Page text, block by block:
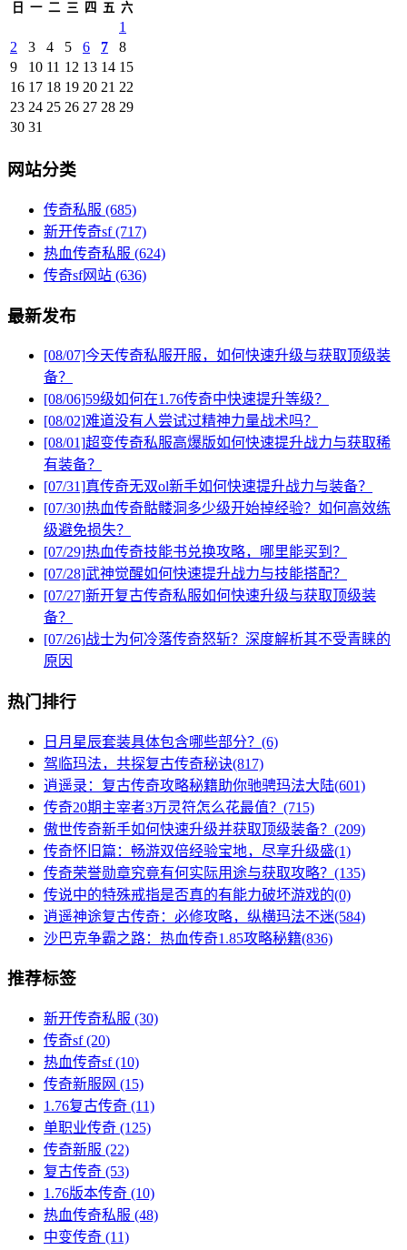
日 一 二 三 四 五 六
1
2
3 4 5 6 7
8
9
10 11 12 13 14 15
16 17 18 19 20 21 22
23 24 25 26 27 28 29
30 31
网站分类
传奇私服 (685)
新开传奇sf(717)
热血传奇私服 (624)
传奇sf网站 (636)
最新发布
[08/07]今天传奇私服开服，如何快速升级与获取顶级装
备？
[08/06]59级如何在1.76传奇中快速提升等级？
[08/02]难道没有人尝试过精神力量战术吗？
[08/01]超变传奇私服高爆版如何快速提升战力与获取稀
有装备？
[07/31]真传奇无双ol新手如何快速提升战力与装备？
[07/30]热血传奇骷髅洞多少级开始掉经验？如何高效练
级避免损失？
[07/29]热血传奇技能书兑换攻略，哪里能买到？
[07/28]武神觉醒如何快速提升战力与技能搭配？
[07/27]新开复古传奇私服如何快速升级与获取顶级装
备？
[07/26]战士为何冷落传奇怒斩？深度解析其不受青睐的
原因
热门排行
日月星辰套装具体包含哪些部分？(6)
驾临玛法，共探复古传奇秘诀(817)
逍遥录：复古传奇攻略秘籍助你驰骋玛法大陆(601)
传奇20期主宰者3万灵符怎么花最值？(715)
傲世传奇新手如何快速升级并获取顶级装备？(209)
传奇怀旧篇：畅游双倍经验宝地，尽享升级盛(1)
传奇荣誉勋章究竟有何实际用途与获取攻略？(135)
传说中的特殊戒指是否真的有能力破坏游戏的(0)
逍遥神途复古传奇：必修攻略，纵横玛法不迷(584)
沙巴克争霸之路：热血传奇1.85攻略秘籍(836)
推荐标签
新开传奇私服 (30)
传奇sf(20)
热血传奇sf(10)
传奇新服网 (15)
1.76复古传奇 (11)
单职业传奇 (125)
传奇新服 (22)
复古传奇 (53)
1.76版本传奇 (10)
热血传奇私服 (48)
中变传奇 (11)